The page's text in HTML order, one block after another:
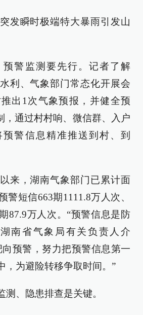
发瞬时极端特大暴雨引发山
警监测要先行。记者了解
利、气象部门常态化开展会
出1次气象预报，并健全预
，通过村村响、微信群、入户
警信息精准推送到村、到
来，湖南气象部门已累计面
警短信663期1111.8万人次、
87.9万人次。“预警信息是防
南省气象局有关负责人介
预警，努力把预警信息第一
，为避险转移争取时间。”
测、隐患排查是关键。